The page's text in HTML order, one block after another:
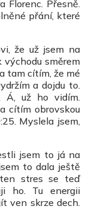
Florenc. Přesně.
přání, které
že už jsem na
východu směrem
tam cítím, že mé
a dojdu to.
Á, už ho vidím.
cítím obrovskou
Myslela jsem,
jsem to já na
to dala ještě
ten stres se teď
ho. Tu energii
ven skrze dech.